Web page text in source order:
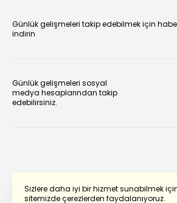
Sizlere daha iyi bir hizmet sunabilmek
sitemizde çerezlerden faydalanıyoruz.
Günlük gelişmeleri takip edebilmek için
indirin
Günlük gelişmeleri sosyal
medya hesaplarından takip
edebilirsiniz.